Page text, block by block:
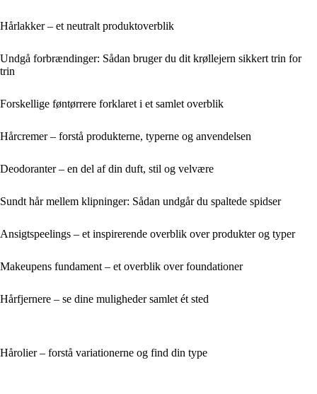
Hårlakker – et neutralt produktoverblik
Undgå forbrændinger: Sådan bruger du dit krøllejern sikkert trin for
trin
Forskellige føntørrere forklaret i et samlet overblik
Hårcremer – forstå produkterne, typerne og anvendelsen
Deodoranter – en del af din duft, stil og velvære
Sundt hår mellem klipninger: Sådan undgår du spaltede spidser
Ansigtspeelings – et inspirerende overblik over produkter og typer
Makeupens fundament – et overblik over foundationer
Hårfjernere – se dine muligheder samlet ét sted
Hårolier – forstå variationerne og find din type